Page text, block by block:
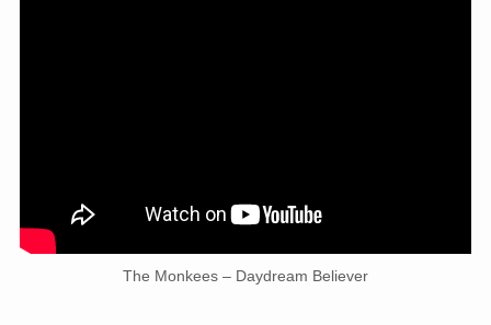
The Monkees – Daydream Believer